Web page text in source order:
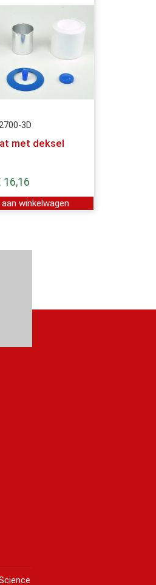
3D
met deksel
16,16
winkelwagen